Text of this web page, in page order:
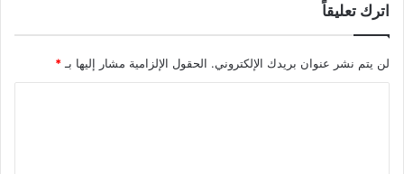
اترك تعليقاً
لن يتم نشر عنوان بريدك الإلكتروني. الحقول الإلزامية مشار إليها بـ *